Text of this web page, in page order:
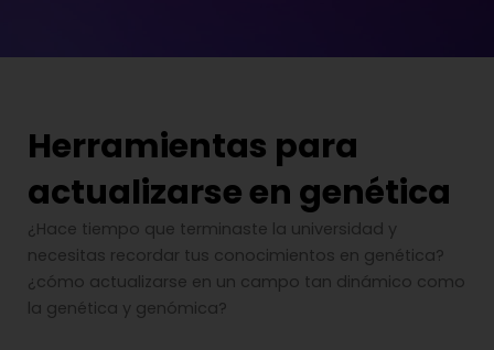
Herramientas para
actualizarse en genética
¿Hace tiempo que terminaste la universidad y
necesitas recordar tus conocimientos en genética?
¿cómo actualizarse en un campo tan dinámico como
la genética y genómica?